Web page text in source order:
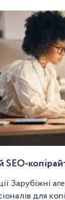
SEO-
Зарубіжні
для